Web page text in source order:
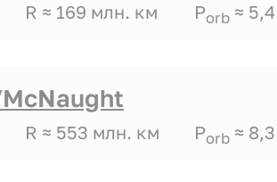
R ≈ 169 млн. км Porb ≈ 5,4
R ≈ 553 млн. км Porb ≈ 8,3